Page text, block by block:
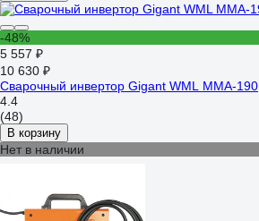
-48%
5 557 ₽
10 630 ₽
Сварочный инвертор Gigant WML MMA-190
4.4
(48)
В корзину
Нет в наличии